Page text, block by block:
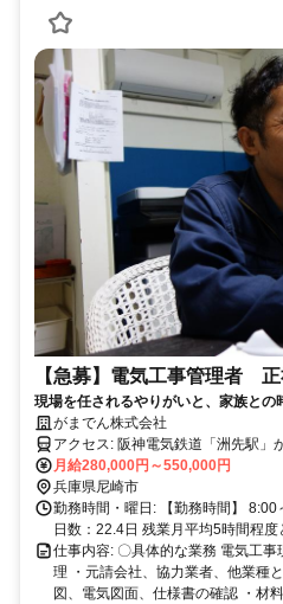
【急募】電気工事管理者 正
現場を任されるやりがいと、家族との
工事管理の仕事です
がまでん株式会社
アクセス: 阪神電気鉄道「洲先駅」から徒歩13分 マイカー通勤可 駐
車場あり
月給280,000円～550,000円
兵庫県尼崎市
勤務時間・曜日: 【勤務時間】
日数：22.4日 残業月平均5時間程度
仕事内容: 〇具体的な業務 電気工
理 ・元請会社、協力業者、他業種
図、電気図面、仕様書の確認 ・材